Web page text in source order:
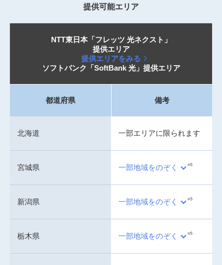
提供可能エリア
NTT東日本「フレッツ 光ネクスト」
提供エリア
提供エリアをみる
ソフトバンク「SoftBank 光」提供エリア
都道府県 備考
北海道 一部エリアに限られます
宮城県 一部地域をのぞく ※5
新潟県 一部地域をのぞく ※5
栃木県 一部地域をのぞく ※5